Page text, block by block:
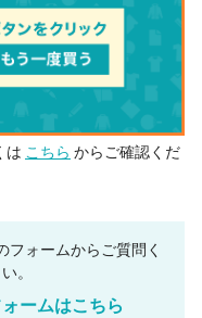
は こちら からご確認くだ
フォームからご質問く
。
ームはこちら